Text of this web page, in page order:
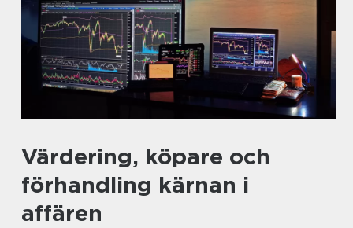
Värdering, köpare och
förhandling kärnan i
affären